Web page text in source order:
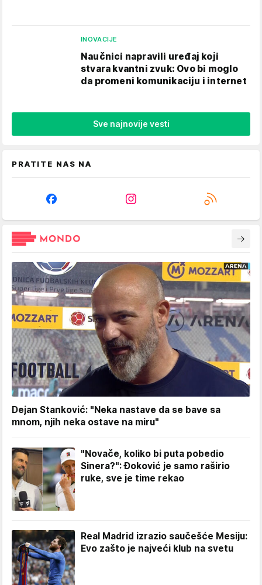
INOVACIJE
Naučnici napravili uređaj koji
stvara kvantni zvuk: Ovo bi moglo
da promeni komunikaciju i internet
Sve najnovije vesti
PRATITE NAS NA
Dejan Stanković: "Neka nastave da se bave sa
mnom, njih neka ostave na miru"
"Novače, koliko bi puta pobedio
Sinera?": Đoković je samo raširio
ruke, sve je time rekao
Real Madrid izrazio saučešće Mesiju:
Evo zašto je najveći klub na svetu